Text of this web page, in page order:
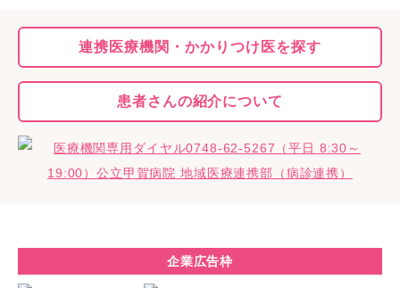
連携医療機関・かかりつけ医を探す
患者さんの紹介について
企業広告枠